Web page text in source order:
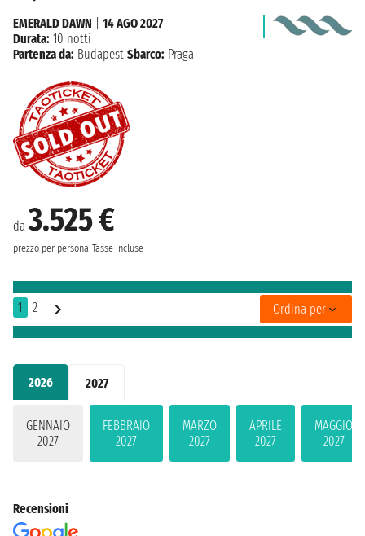
2026 2027
GENNAIO
2027
FEBBRAIO
2027
MARZO
2027
APRILE
2027
MAGGIO
2027
da3.525 €
prezzo per persona Tasse incluse
EMERALD DAWN
14 AGO 2027
Durata: 10 notti
Partenza da: Budapest Sbarco: Praga
1 2 Ordina per
Recensioni